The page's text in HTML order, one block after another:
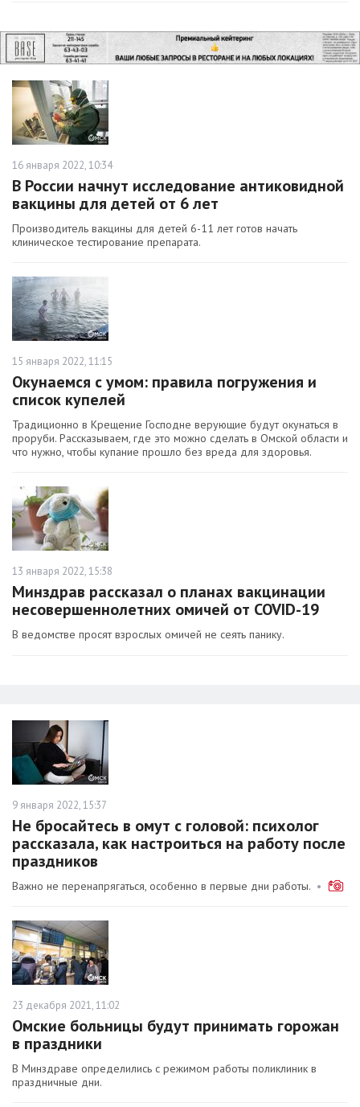
16 января 2022, 10:34
В России начнут исследование антиковидной
вакцины для детей от 6 лет
Производитель вакцины для детей 6-11 лет готов начать
клиническое тестирование препарата.
15 января 2022, 11:15
Окунаемся с умом: правила погружения и
список купелей
Традиционно в Крещение Господне верующие будут окунаться в
проруби. Рассказываем, где это можно сделать в Омской области и
что нужно, чтобы купание прошло без вреда для здоровья.
13 января 2022, 15:38
Минздрав рассказал о планах вакцинации
несовершеннолетних омичей от COVID-19
В ведомстве просят взрослых омичей не сеять панику.
9 января 2022, 15:37
Не бросайтесь в омут с головой: психолог
рассказала, как настроиться на работу после
праздников
Важно не перенапрягаться, особенно в первые дни работы. •
23 декабря 2021, 11:02
Омские больницы будут принимать горожан
в праздники
В Минздраве определились с режимом работы поликлиник в
праздничные дни.